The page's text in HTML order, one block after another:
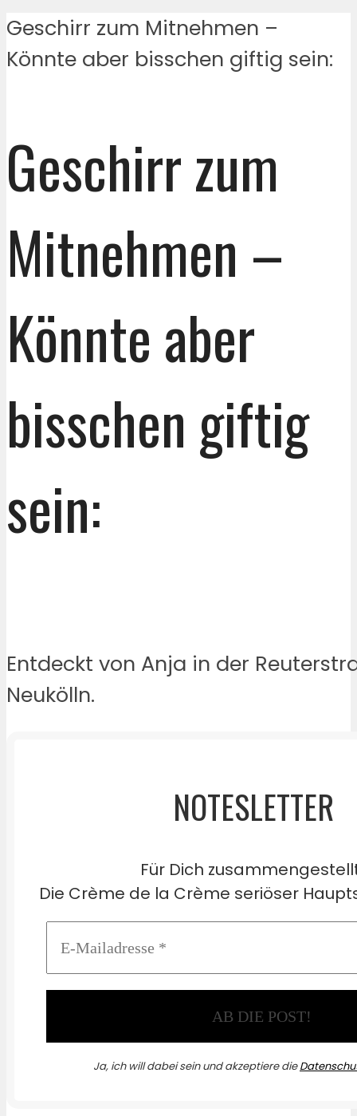
Geschirr zum Mitnehmen –
Könnte aber bisschen giftig sein:
Geschirr zum
Mitnehmen –
Könnte aber
bisschen giftig
sein:
Entdeckt von Anja in der
Neukölln.
NOTESLETTER
Für Dich
Die Crème de la Crème seriöser
Ja, ich will dabei sein und akzeptiere die